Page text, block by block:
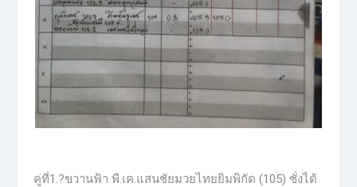
คู่ที่1.?ขวานฟ้า พี.เค.แสนชัยมวยไทยยิมพิกัด (105) ชั่งได้